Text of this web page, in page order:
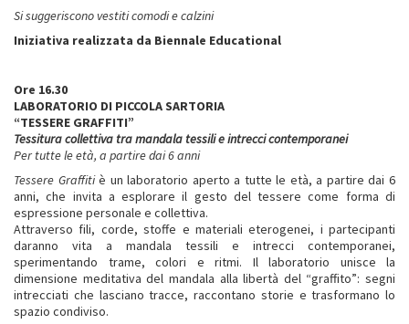
Si suggeriscono vestiti comodi e calzini
Iniziativa realizzata da Biennale Educational
Ore 16.30
LABORATORIO DI PICCOLA SARTORIA
“TESSERE GRAFFITI”
Tessitura collettiva tra mandala tessili e intrecci contemporanei
Per tutte le età, a partire dai 6 anni
Tessere Graffitiè un laboratorio aperto a tutte le età, a partire dai 6
anni, che invita a esplorare il gesto del tessere come forma di
espressione personale e collettiva.
Attraverso fili, corde, stoffe e materiali eterogenei, i partecipanti
daranno vita a mandala tessili e intrecci contemporanei,
sperimentando trame, colori e ritmi. Il laboratorio unisce la
dimensione meditativa del mandala alla libertà del “graffito”: segni
intrecciati che lasciano tracce, raccontano storie e trasformano lo
spazio condiviso.